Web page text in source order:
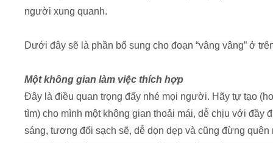
người xung quanh.
Dưới đây sẽ là phần bổ sung cho đoạn “vâng vâng” ở
Một không gian làm việc thích hợp
Đây là điều quan trọng đấy nhé mọi người. Hãy tự tạo
tìm) cho mình một không gian thoải mái, dễ chịu với đầy
sáng, tương đối sạch sẽ, dễ dọn dẹp và cũng đừng quên